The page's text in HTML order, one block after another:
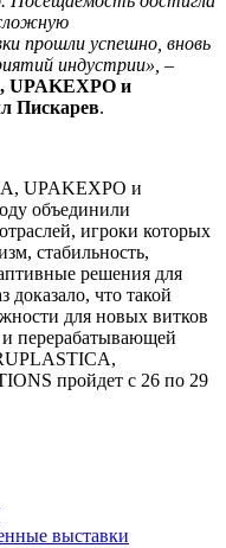
прошли успешно, вновь
индустрии», –
UPAKEXPO и
Пискарев.
UPAKEXPO и
объединили
игроки которых
стабильность,
решения для
доказало, что такой
для новых витков
перерабатывающей
пройдет с 26 по 29
выставки